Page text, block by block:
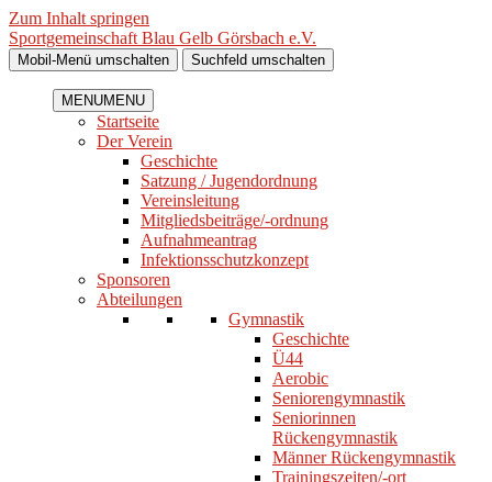
Zum Inhalt springen
Sportgemeinschaft Blau Gelb Görsbach e.V.
Mobil-Menü umschalten Suchfeld umschalten
MENUMENU
Startseite
Der Verein
Geschichte
Satzung / Jugendordnung
Vereinsleitung
Mitgliedsbeiträge/-ordnung
Aufnahmeantrag
Infektionsschutzkonzept
Sponsoren
Abteilungen
Gymnastik
Geschichte
Ü44
Aerobic
Seniorengymnastik
Seniorinnen
Rückengymnastik
Männer Rückengymnastik
Trainingszeiten/-ort